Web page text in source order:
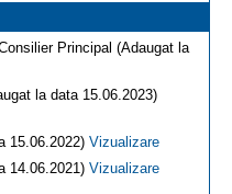
Principal (Adaugat la
la data 15.06.2023)
15.06.2022) Vizualizare
14.06.2021) Vizualizare